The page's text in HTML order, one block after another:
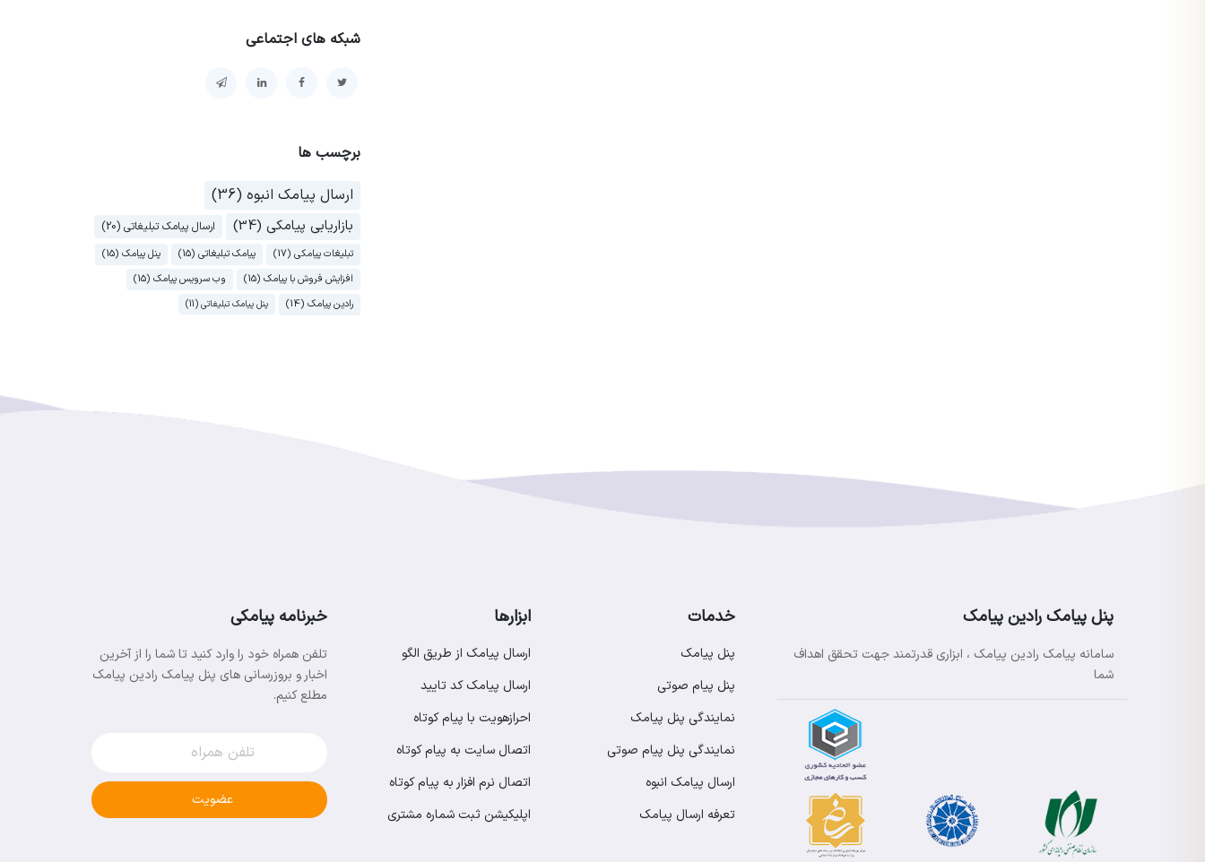
شبکه های اجتماعی
برچسب ها
ارسال پیامک انبوه (36)
بازاریابی پیامکی (34) ارسال پیامک تبلیغاتی (20)
تبلیغات پیامکی (17) پیامک تبلیغاتی (15)
پنل پیامک (15)
افزایش فروش با پیامک (15)
وب سرویس پیامک (15)
رادین پیامک (14)
پنل پیامک تبلیغاتی (11)
پنل پیامک رادین پیامک
سامانه پیامک رادین پیامک ، ابزاری قدرتمند جهت تحقق اهداف
شما
خدمات
پنل پیامک
پنل پیام صوتی
نمایندگی پنل پیامک
نمایندگی پنل پیام صوتی
ارسال پیامک انبوه
تعرفه ارسال پیامک
ابزارها
ارسال پیامک از طریق الگو
ارسال پیامک کد تایید
احرازهویت با پیام کوتاه
اتصال سایت به پیام کوتاه
اتصال نرم افزار به پیام کوتاه
اپلیکیشن ثبت شماره مشتری
خبرنامه پیامکی
تلفن همراه خود را وارد کنید تا شما را از آخرین
اخبار و بروزرسانی های پنل پیامک رادین پیامک
مطلع کنیم.
عضویت